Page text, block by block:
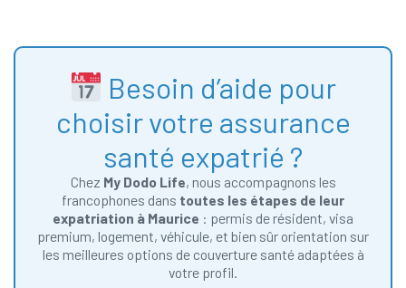
Besoin d’aide pour
choisir votre assurance
santé expatrié ?
Chez My Dodo Life, nous accompagnons les
francophones dans toutes les étapes de leur
expatriation à Maurice : permis de résident, visa
premium, logement, véhicule, et bien sûr orientation sur
les meilleures options de couverture santé adaptées à
votre profil.